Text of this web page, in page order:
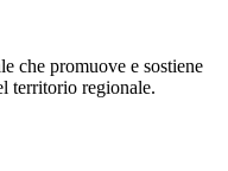
che promuove e sostiene
territorio regionale.